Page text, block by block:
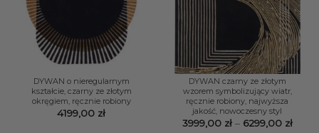
DYWAN o nieregularnym
kształcie, czarny ze złotym
okręgiem, ręcznie robiony
4199,00 zł
DYWAN czarny ze złotym
wzorem symbolizujący wiatr,
ręcznie robiony, najwyższa
jakość, nowoczesny styl
3999,00 zł – 6299,00 zł